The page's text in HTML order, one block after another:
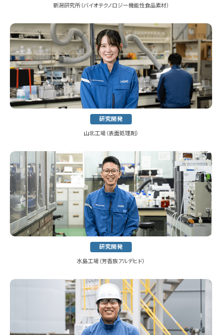
新潟研究所（バイオテクノロジー機能性食品素材）
研究開発
山北工場（表面処理剤）
研究開発
水島工場（芳香族アルデヒド）